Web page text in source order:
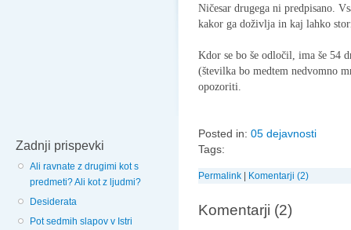
Zadnji prispevki
Ali ravnate z drugimi kot s
predmeti? Ali kot z ljudmi?
Desiderata
Pot sedmih slapov v Istri
Ničesar drugega ni predpisano.
kakor ga doživlja in kaj lahko
Kdor se bo še odločil, ima še 54
(številka bo medtem nedvomno
opozoriti.
Posted in: 05 dejavnosti
Tags:
Permalink Komentarji (2)
Komentarji (2)